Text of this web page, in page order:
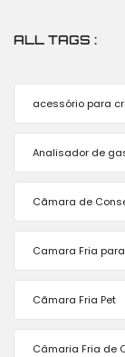
ALL TAGS :
acessório para
Analisador de
Cãmara de
Camara Fria
Cãmara Fria Pet
Câmaria Fria de